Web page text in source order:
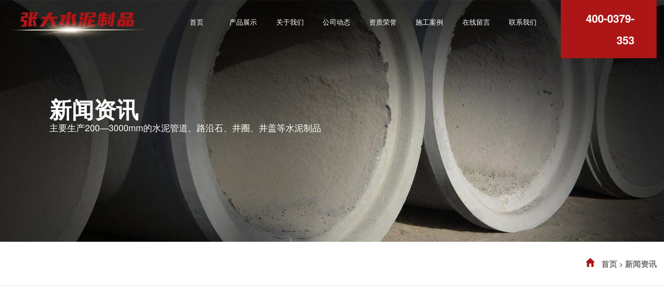
首页 产品展示 关于我们 公司动态 资质荣誉 施工案例 在线留言 联系我们
400-0379-
353
新闻资讯
主要生产200—3000mm的水泥管道、路沿石、井圈、井盖等水泥制品
首页 > 新闻资讯